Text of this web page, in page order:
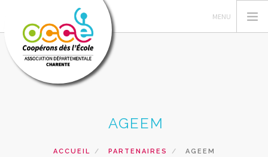
ACTIONS PÉDAGOGIQUESAGEEM
ACCUEIL PARTENAIRES AGEEM